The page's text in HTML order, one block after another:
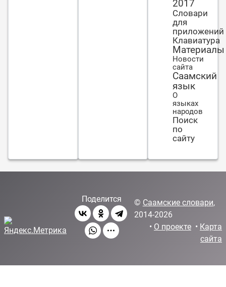
2017
Словари
для
приложений
Клавиатура
Материалы
Новости
сайта
Саамский
язык
О
языках
народов
Поиск
по
сайту
Поделится © Саамские словари,
2014-2026
• О проекте • Карта
сайта